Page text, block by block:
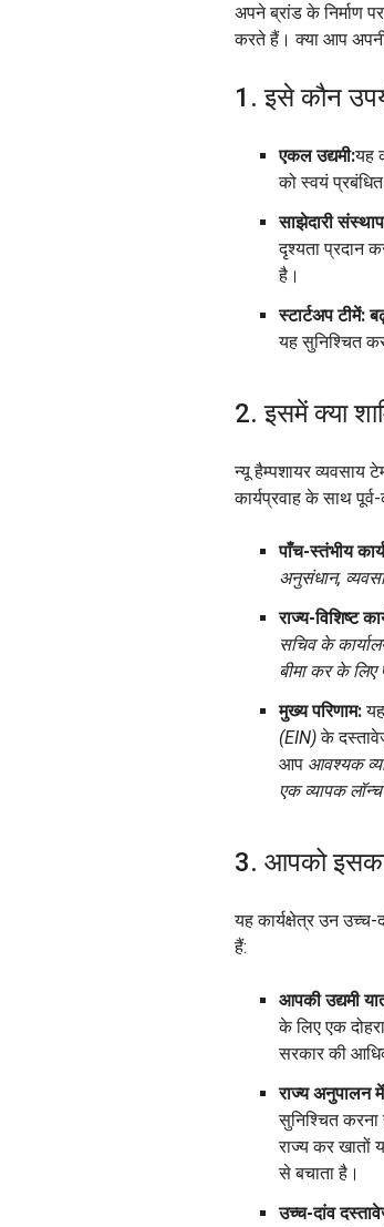
अपने ब्रांड के निर्माण
करते हैं। क्या आप
1. इसे कौन
एकल उद्यमी:यह
को स्वयं
साझेदारी
दृश्यता प्रदान
है।
स्टार्टअप टीमें:
यह सुनिश्चित
2. इसमें क्या
न्यू हैम्पशायर व्यवसाय
कार्यप्रवाह के साथ
पाँच-स्तंभीय
अनुसंधान,
राज्य-विशिष्ट
सचिव के
बीमा कर के
मुख्य परिणाम:
(EIN)के
आप आवश्यक
एक व्यापक
3. आपको
यह कार्यक्षेत्र उन
हैं:
आपकी उद्यमी
के लिए एक
सरकार की
राज्य अनुपालन में
सुनिश्चित करना
राज्य कर खातों
से बचाता है।
उच्च-दांव